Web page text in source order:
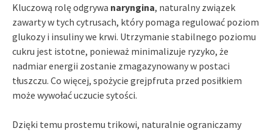
Kluczową rolę odgrywa naryngina, naturalny związek
zawarty w tych cytrusach, który pomaga regulować poziom
glukozy i insuliny we krwi. Utrzymanie stabilnego poziomu
cukru jest istotne, ponieważ minimalizuje ryzyko, że
nadmiar energii zostanie zmagazynowany w postaci
tłuszczu. Co więcej, spożycie grejpfruta przed posiłkiem
może wywołać uczucie sytości.
Dzięki temu prostemu trikowi, naturalnie ograniczamy